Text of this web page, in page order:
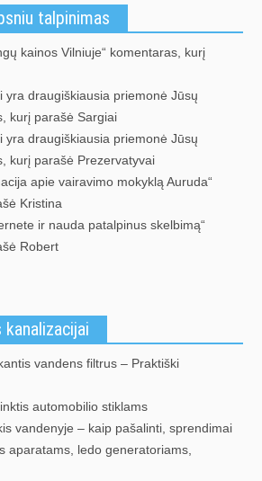
talpinimas
kainos Vilniuje“ komentaras, kurį
yra draugiškiausia priemonė Jūsų
kurį parašė Sargiai
yra draugiškiausia priemonė Jūsų
kurį parašė Prezervatyvai
apie vairavimo mokyklą Auruda“
Kristina
ir nauda patalpinus skelbimą“
Robert
vandens filtrus – Praktiški
automobilio stiklams
vandenyje – kaip pašalinti, sprendimai
aparatams, ledo generatoriams,